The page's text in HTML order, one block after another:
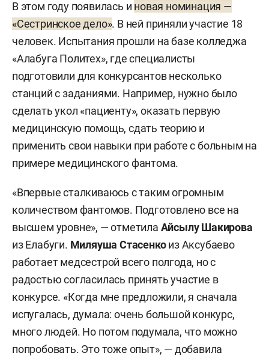
машиностроения».
15. Лабораторный химический анализ.
16. Электромонтаж.
17. Промышленная автоматика.
18. Сестринское дело.
19. Сборка и пусконаладка адресной
20. Водитель категории С.
21. Водитель категории D.
22. Техническое обслуживание и ремонт
сельскохозяйственной техники и оборудования.
23. Эксплуатация сельскохозяйственных машин
— тракторист-машинист.
В этом году появилась и новая номинация —
«Сестринское дело». В ней приняли участие 18
человек. Испытания прошли на базе колледжа
«Алабуга Политех», где специалисты
подготовили для конкурсантов несколько
станций с заданиями. Например, нужно было
сделать укол «пациенту», оказать первую
медицинскую помощь, сдать теорию и
применить свои навыки при работе с больным на
примере медицинского фантома.
«Впервые сталкиваюсь с таким огромным
количеством фантомов. Подготовлено все на
высшем уровне», — отметила Айсылу Шакирова
из Елабуги. Миляуша Стасенкоиз Аксубаево
работает медсестрой всего полгода, но с
радостью согласилась принять участие в
конкурсе. «Когда мне предложили, я сначала
испугалась, думала: очень большой конкурс,
много людей. Но потом подумала, что можно
попробовать. Это тоже опыт», — добавила